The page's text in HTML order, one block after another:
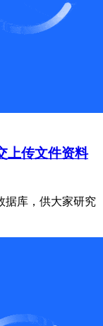
上传文件资料
据库，供大家研究